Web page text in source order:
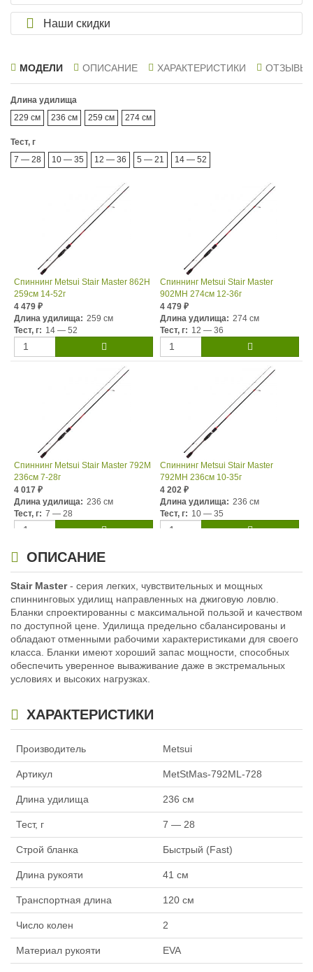
Наши скидки
МОДЕЛИ ОПИСАНИЕ ХАРАКТЕРИСТИКИ ОТЗЫВЫ
Длина удилища
229 см
236 см 259 см 274 см
Тест, г
7 — 28
10 — 35 12 — 36 5 — 21 14 — 52
Спиннинг Metsui Stair Master 862H
259см 14-52г
4 479 ₽
Длина удилища: 259 см
Тест, г: 14 — 52
Спиннинг Metsui Stair Master
902MH 274см 12-36г
4 479 ₽
Длина удилища: 274 см
Тест, г: 12 — 36
Спиннинг Metsui Stair Master 792M
236см 7-28г
4 017 ₽
Длина удилища: 236 см
Тест, г: 7 — 28
Спиннинг Metsui Stair Master
792MH 236см 10-35г
4 202 ₽
Длина удилища: 236 см
Тест, г: 10 — 35
Спиннинг Metsui Stair Master
762ML 229см 5-21г
Длина удилища: 229 см
ОПИСАНИЕ
Stair Master - серия легких, чувствительных и мощных
спиннинговых удилищ направленных на джиговую ловлю.
Бланки спроектированны с максимальной пользой и качеством
по доступной цене. Удилища предельно сбалансированы и
обладают отменными рабочими характеристиками для своего
класса. Бланки имеют хороший запас мощности, способных
обеспечить уверенное вываживание даже в экстремальных
условиях и высоких нагрузках.
ХАРАКТЕРИСТИКИ
Производитель Metsui
Артикул MetStMas-792ML-728
Длина удилища 236 см
Тест, г 7 — 28
Строй бланка Быстрый (Fast)
Длина рукояти 41 см
Транспортная длина 120 см
Число колен 2
Материал рукояти EVA